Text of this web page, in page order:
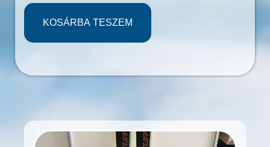
KOSÁRBA TESZEM